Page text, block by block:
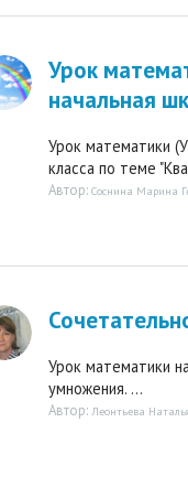
Урок
начальная
Урок математики
класса по теме
Автор: Соснина Марина
Урок математики
умножения. ...
Автор: Леонтьева